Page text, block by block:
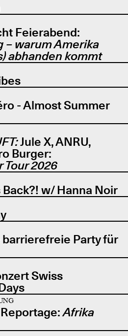
Feierabend:
– warum Amerika
abhanden kommt
- Almost Summer
Jule X, ANRU,
Burger:
Tour 2026
w/ Hanna Noir
barrierefreie Party für
Swiss
Afrika